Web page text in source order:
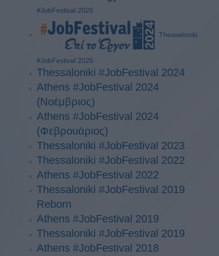
#JobFestival 2026
Thessaloniki
#JobFestival 2025
Thessaloniki #JobFestival 2024
Athens #JobFestival 2024
(Νοέμβριος)
Athens #JobFestival 2024
(Φεβρουάριος)
Thessaloniki #JobFestival 2023
Thessaloniki #JobFestival 2022
Athens #JobFestival 2022
Thessaloniki #JobFestival 2019
Reborn
Athens #JobFestival 2019
Thessaloniki #JobFestival 2019
Athens #JobFestival 2018